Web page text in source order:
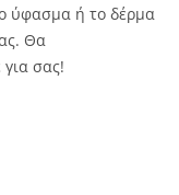
ύφασμα ή το δέρμα
Θα
σας!